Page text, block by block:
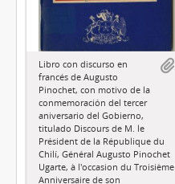
Libro con discurso en
francés de Augusto
Pinochet, con motivo de la
conmemoración del tercer
aniversario del Gobierno,
titulado Discours de M. le
Président de la République du
Chilí, Général Augusto Pinochet
Ugarte, à l'occasion du Troisième
Anniversaire de son